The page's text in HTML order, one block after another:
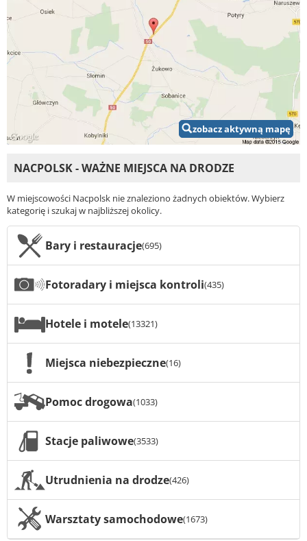
zobacz aktywną mapę
NACPOLSK - WAŻNE MIEJSCA NA DRODZE
W miejscowości Nacpolsk nie znaleziono żadnych obiektów. Wybierz
kategorię i szukaj w najbliższej okolicy.
Bary i restauracje(695)
Fotoradary i miejsca kontroli(435)
Hotele i motele(13321)
Miejsca niebezpieczne(16)
Pomoc drogowa(1033)
Stacje paliwowe(3533)
Utrudnienia na drodze(426)
Warsztaty samochodowe(1673)